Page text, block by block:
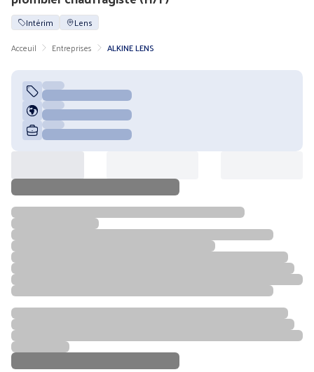
Intérim
Lens
Acceuil
Entreprises ALKINE LENS